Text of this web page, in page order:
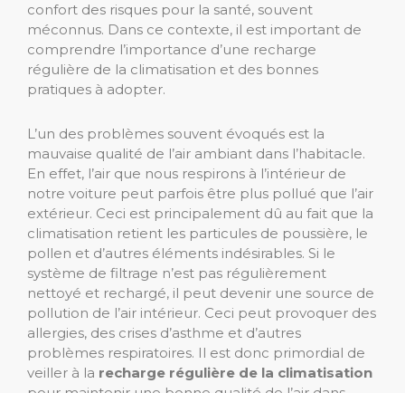
confort des risques pour la santé, souvent
méconnus. Dans ce contexte, il est important de
comprendre l’importance d’une recharge
régulière de la climatisation et des bonnes
pratiques à adopter.
L’un des problèmes souvent évoqués est la
mauvaise qualité de l’air ambiant dans l’habitacle.
En effet, l’air que nous respirons à l’intérieur de
notre voiture peut parfois être plus pollué que l’air
extérieur. Ceci est principalement dû au fait que la
climatisation retient les particules de poussière, le
pollen et d’autres éléments indésirables. Si le
système de filtrage n’est pas régulièrement
nettoyé et rechargé, il peut devenir une source de
pollution de l’air intérieur. Ceci peut provoquer des
allergies, des crises d’asthme et d’autres
problèmes respiratoires. Il est donc primordial de
veiller à la recharge régulière de la climatisation